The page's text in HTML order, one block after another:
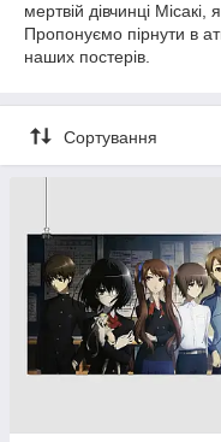
мертвій дівчинці
Пропонуємо пірнути в
наших постерів.
Сортування